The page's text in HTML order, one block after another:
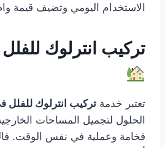
الاستخدام اليومي وتضيف قيمة
تركيب انترلوك
تعتبر خدمة تركيب انترلوك للفلل
الحلول لتجميل المساحات
فخامة وعملية في نفس الوقت.